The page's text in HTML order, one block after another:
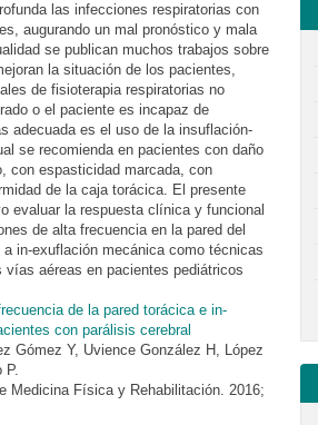
las infecciones respiratorias con
augurando un mal pronóstico y mala
se publican muchos trabajos sobre
la situación de los pacientes,
de fisioterapia respiratorias no
o el paciente es incapaz de
adecuada es el uso de la insuflación-
se recomienda en pacientes con daño
con espasticidad marcada, con
de la caja torácica. El presente
evaluar la respuesta clínica y funcional
de alta frecuencia en la pared del
in-exuflación mecánica como técnicas
vías aéreas en pacientes pediátricos
de la pared torácica e in-
con parálisis cerebral
Gómez Y, Uvience González H, López
P.
Medicina Física y Rehabilitación. 2016;